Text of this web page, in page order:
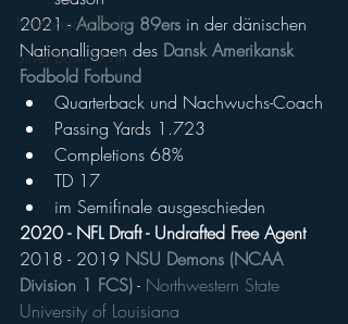
Indianapolis Colts
Silver Bowl XXVIII
2021 - Aalborg 89ers in der dänischen
Nationalligaen des Dansk Amerikansk
Fodbold Forbund
Quarterback und Nachwuchs-Coach
Passing Yards 1.723
Completions 68%
TD 17
im Semifinale ausgeschieden
2020 - NFL Draft - Undrafted Free Agent
2018 - 2019 NSU Demons (NCAA
Division 1 FCS) - Northwestern State
University of Louisiana